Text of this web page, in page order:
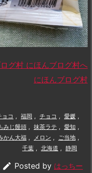
にほんブログ村
ョコ , 福岡 , チョコ , 愛媛 ,
みじ饅頭 , 抹茶ラテ , 愛知 ,
かん大福 , メロン , ご当地 ,
千葉 , 北海道 , 静岡
 Posted by はっちー